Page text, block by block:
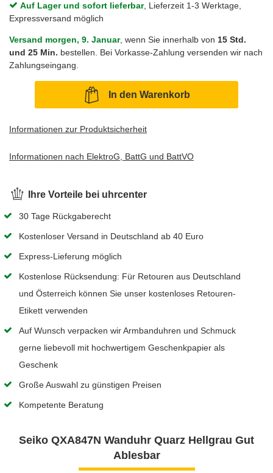
Auf Lager und sofort lieferbar, Lieferzeit 1-3 Werktage,
Expressversand möglich
Versand morgen, 9. Januar, wenn Sie innerhalb von 15 Std.
und 25 Min. bestellen. Bei Vorkasse-Zahlung versenden wir nach
Zahlungseingang.
In den Warenkorb
Informationen zur Produktsicherheit
Informationen nach ElektroG, BattG und BattVO
Ihre Vorteile bei uhrcenter
30 Tage Rückgaberecht
Kostenloser Versand in Deutschland ab 40 Euro
Express-Lieferung möglich
Kostenlose Rücksendung: Für Retouren aus Deutschland
und Österreich können Sie unser kostenloses Retouren-
Etikett verwenden
Auf Wunsch verpacken wir Armbanduhren und Schmuck
gerne liebevoll mit hochwertigem Geschenkpapier als
Geschenk
Große Auswahl zu günstigen Preisen
Kompetente Beratung
Seiko QXA847N Wanduhr Quarz Hellgrau Gut
Ablesbar